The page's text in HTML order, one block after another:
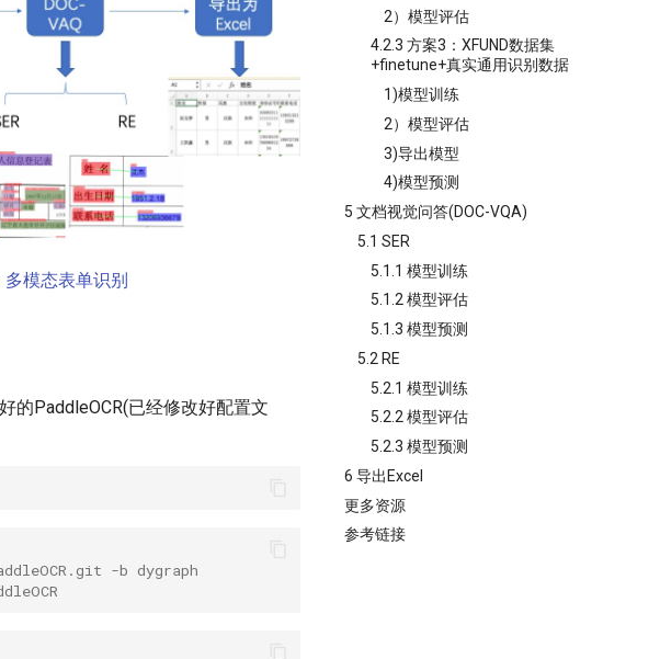
2）模型评估
4.2.3 方案3：XFUND数据集
+finetune+真实通用识别数据
1)模型训练
2）模型评估
3)导出模型
4)模型预测
5 文档视觉问答(DOC-VQA)
5.1 SER
5.1.1 模型训练
5.1.2 模型评估
5.1.3 模型预测
5.2 RE
5.2.1 模型训练
5.2.2 模型评估
5.2.3 模型预测
6 导出Excel
更多资源
参考链接
多模态表单识别
的PaddleOCR(已经修改好配置文
-b dygraph